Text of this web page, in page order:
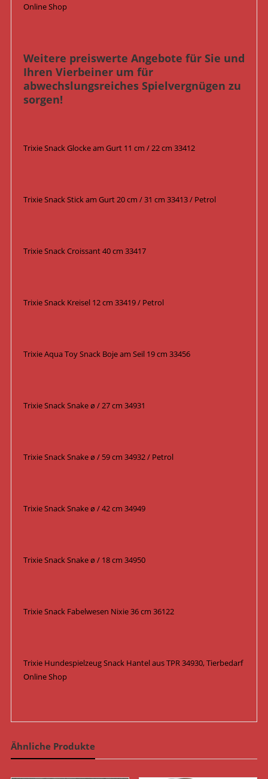
Online Shop
Weitere preiswerte Angebote für Sie und
Ihren Vierbeiner um für
abwechslungsreiches Spielvergnügen zu
sorgen!
Trixie Snack Glocke am Gurt 11 cm / 22 cm 33412
Trixie Snack Stick am Gurt 20 cm / 31 cm 33413 / Petrol
Trixie Snack Croissant 40 cm 33417
Trixie Snack Kreisel 12 cm 33419 / Petrol
Trixie Aqua Toy Snack Boje am Seil 19 cm 33456
Trixie Snack Snake ø / 27 cm 34931
Trixie Snack Snake ø / 59 cm 34932 / Petrol
Trixie Snack Snake ø / 42 cm 34949
Trixie Snack Snake ø / 18 cm 34950
Trixie Snack Fabelwesen Nixie 36 cm 36122
Trixie Hundespielzeug Snack Hantel aus TPR 34930, Tierbedarf
Online Shop
Ähnliche Produkte